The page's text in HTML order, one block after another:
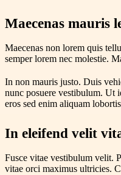
Maecenas mauris
Maecenas non lorem quis
semper lorem nec molestie.
In non mauris justo. Duis
nunc posuere vestibulum. Ut
eros sed enim aliquam
In eleifend velit
Fusce vitae vestibulum velit.
vitae orci maximus ultricies.